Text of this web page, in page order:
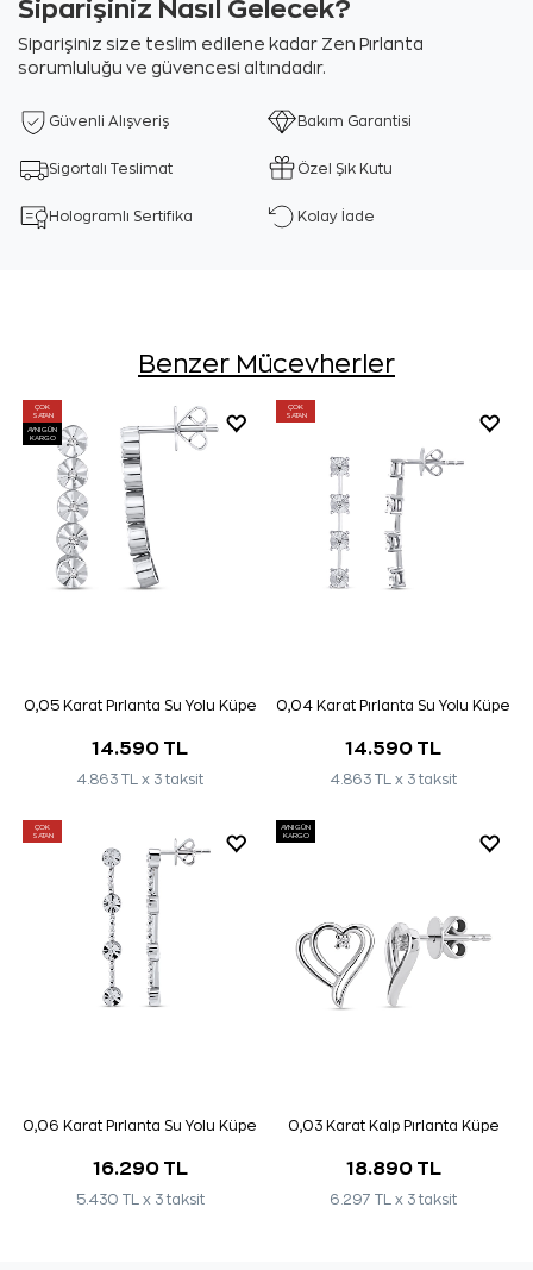
Siparişiniz Nasıl Gelecek?
Siparişiniz size teslim edilene kadar Zen Pırlanta
sorumluluğu ve güvencesi altındadır.
Güvenli Alışveriş Bakım Garantisi
Sigortalı Teslimat Özel Şık Kutu
Hologramlı Sertifika Kolay İade
Benzer Mücevherler
ÇOK
SATAN
AYNI GÜN
KARGO
0,05 Karat Pırlanta Su Yolu Küpe
14.590 TL
4.863 TL x 3 taksit
ÇOK
SATAN
0,04 Karat Pırlanta Su Yolu Küpe
14.590 TL
4.863 TL x 3 taksit
ÇOK
SATAN
0,06 Karat Pırlanta Su Yolu Küpe
16.290 TL
5.430 TL x 3 taksit
AYNI GÜN
KARGO
0,03 Karat Kalp Pırlanta Küpe
18.890 TL
6.297 TL x 3 taksit